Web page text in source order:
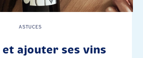
ASTUCES
ajouter ses vins